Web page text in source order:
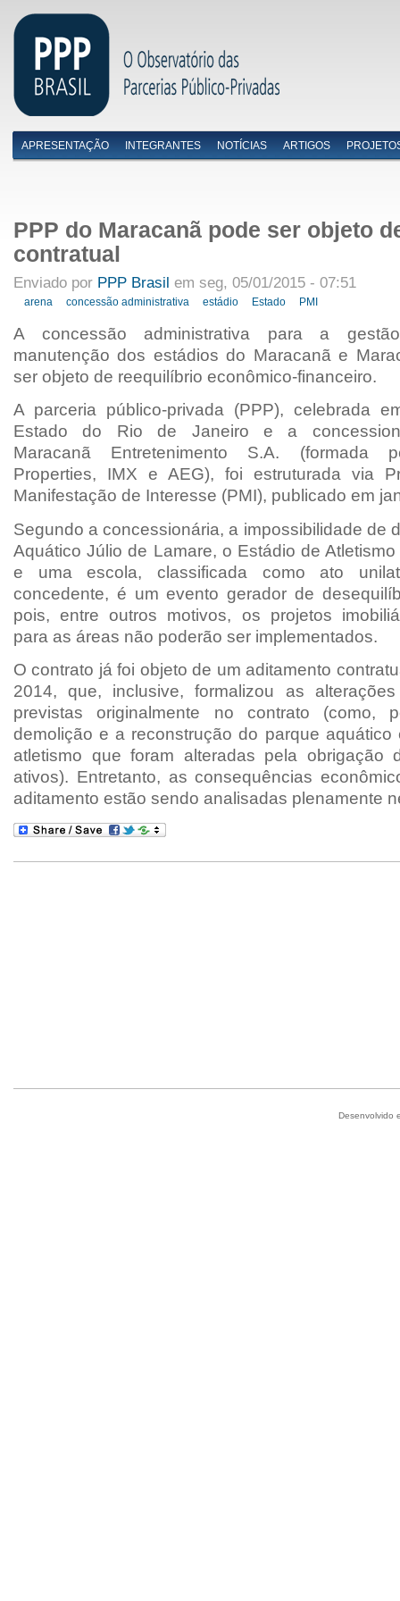
Menu primário
APRESENTAÇÃO INTEGRANTES NOTÍCIAS ARTIGOS
PPP do Maracanã pode ser objeto
contratual
Enviado por PPP Brasil em seg, 05/01/2015 - 07:51
arena concessão administrativa estádio Estado PMI
A concessão administrativa para a
manutenção dos estádios do Maracanã e
ser objeto de reequilíbrio econômico-financeiro.
A parceria público-privada (PPP), celebrada
Estado do Rio de Janeiro e a
Maracanã Entretenimento S.A. (formada
Properties, IMX e AEG), foi estruturada via
Manifestação de Interesse (PMI), publicado em
Segundo a concessionária, a impossibilidade de
Aquático Júlio de Lamare, o Estádio de
e uma escola, classificada como ato
concedente, é um evento gerador de
pois, entre outros motivos, os projetos
para as áreas não poderão ser implementados.
O contrato já foi objeto de um aditamento
2014, que, inclusive, formalizou as
previstas originalmente no contrato (como,
demolição e a reconstrução do parque
atletismo que foram alteradas pela obrigação
ativos). Entretanto, as consequências
aditamento estão sendo analisadas plenamente
Desenvolvido